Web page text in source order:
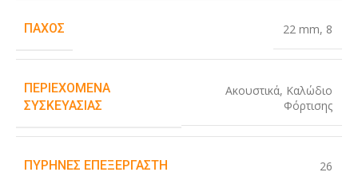
ΠΆΧΟΣ 22 mm, 8
ΠΕΡΙΕΧΌΜΕΝΑ
ΣΥΣΚΕΥΑΣΊΑΣ
Ακουστικά, Καλώδιο
Φόρτισης
ΠΥΡΉΝΕΣ ΕΠΕΞΕΡΓΑΣΤΉ 26